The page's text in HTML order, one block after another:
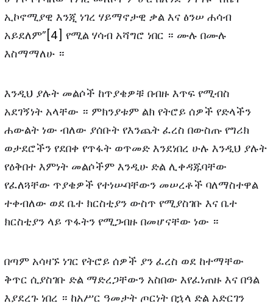
ኢኮኖሚያዊ እንጂ ነገረ ሃይማኖታዊ ቃል እና ፅንሠ ሐሳብ
አይደለም”[4] የሚል ሃሳብ አሻግሮ ነበር ። ሙሉ በሙሉ
እስማማለሁ ።
እንዲህ ያሉት መልሶች ከጥያቄዎቹ በብዙ እጥፍ የሚብስ
አደገኝነት አላቸው ። ምክንያቱም ልክ የትሮይ ሰዎች የድላችን
ሐውልት ነው ብለው ያሰቡት የእንጨት ፈረስ በውስጡ የግሪክ
ወታደሮችን የደበቀ የጥፋት ወጥመድ እንደነበረ ሁሉ እንዲህ ያሉት
የዕቅበተ እምነት መልሶችም እንዲሁ ድል ሊቀዳጁባቸው
የፈለጓቸው ጥያቄዎች የተነሡባቸውን መሠረቶች ባለማስተዋል
ተቀብለው ወደ ቤተ ክርስቲያን ውስጥ የሚያስገቡ እና ቤተ
ክርስቲያን ላይ ጥፋትን የሚጋብዙ በመሆናቸው ነው ።
በጣም አሳዛኙ ነገር የትሮይ ሰዎች ያን ፈረስ ወደ ከተማቸው
ቅጥር ሲያስገቡ ድል ማድረጋቸውን አስበው እየፈነጠዙ እና በዓል
እያደረጉ ነበረ ። ከአሥር ዓመታት ጦርነት በኋላ ድል አድርገን